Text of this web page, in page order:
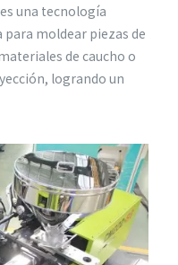
una tecnología
moldear piezas de
de caucho o
logrando un